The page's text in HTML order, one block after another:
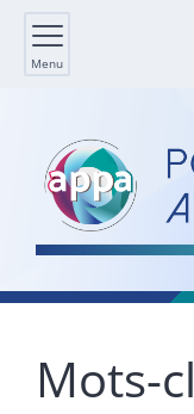
Menu
Mots-